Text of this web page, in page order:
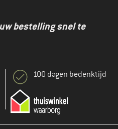
bestelling snel te
100 dagen bedenktijd